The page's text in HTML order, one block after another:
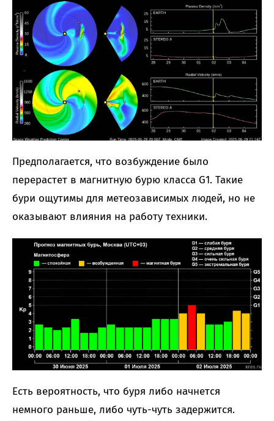
Предполагается, что возбуждение было
перерастет в магнитную бурю класса G1. Такие
бури ощутимы для метеозависимых людей, но не
оказывают влияния на работу техники.
Есть вероятность, что буря либо начнется
немного раньше, либо чуть-чуть задержится.